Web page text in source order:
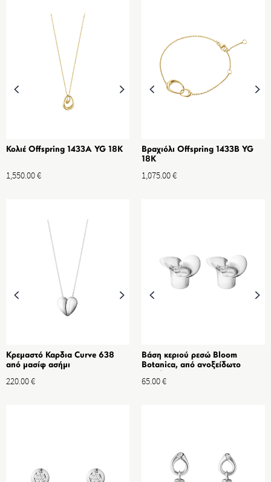
Κολιέ Offspring 1433Α YG 18K
1,550.00€
Βραχιόλι Offspring 1433B YG
18K
1,075.00€
Κρεμαστό Καρδια Curve 638
από μασίφ ασήμι
220.00€
Βάση κεριού ρεσώ Bloom
Botanica, από ανοξείδωτο
65.00€